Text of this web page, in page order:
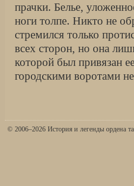
прачки. Белье,
ноги толпе. Никто не
стремился только
всех сторон, но она
которой был привязан
городскими воротами
© 2006–2026 История и легенды ордена